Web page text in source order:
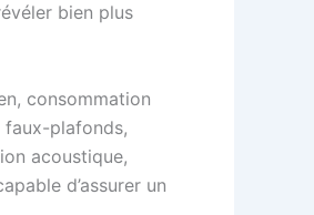
bien plus
consommation
faux-plafonds,
acoustique,
d’assurer un